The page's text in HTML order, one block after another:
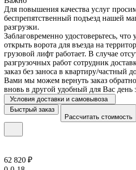
Для повышения качества услуг
беспрепятственный подъезд нашей
разгрузки.
Заблаговременно удостоверьтесь,
открыть ворота для въезда на
грузовой лифт работает. В случае
разгрузочных работ сотрудник
заказ без заноса в квартиру/частный
Вами мы можем вернуть заказ
вновь в другой удобный для Вас день
Условия доставки и самовывоза
Быстрый заказ
Рассчитать стоимость
62 820 ₽